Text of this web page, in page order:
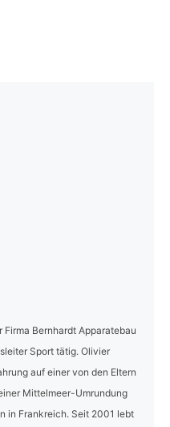
Bernhardt Apparatebau
Sport tätig. Olivier
auf einer von den Eltern
Mittelmeer-Umrundung
in Frankreich. Seit 2001 lebt